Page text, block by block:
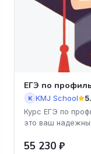
ЕГЭ по
K KMJ School
Курс ЕГЭ по
это ваш
55 230 ₽